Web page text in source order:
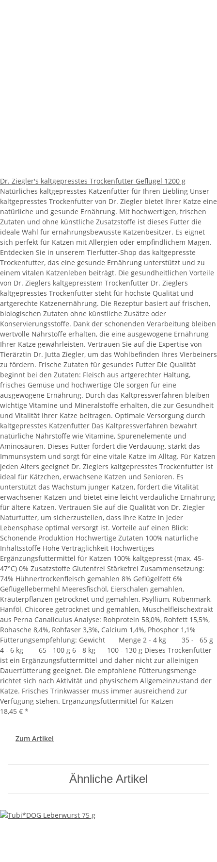
Dr. Ziegler's kaltgepresstes Trockenfutter Geflügel 1200 g
Natürliches kaltgepresstes Katzenfutter für Ihren Liebling Unser
kaltgepresstes Trockenfutter von Dr. Ziegler bietet Ihrer Katze eine
natürliche und gesunde Ernährung. Mit hochwertigen, frischen
Zutaten und ohne künstliche Zusatzstoffe ist dieses Futter die
ideale Wahl für ernährungsbewusste Katzenbesitzer. Es eignet
sich perfekt für Katzen mit Allergien oder empfindlichem Magen.
Entdecken Sie in unserem Tierfutter-Shop das kaltgepresste
Trockenfutter, das eine gesunde Ernährung unterstützt und zu
einem vitalen Katzenleben beiträgt. Die gesundheitlichen Vorteile
von Dr. Zieglers kaltgepresstem Trockenfutter Dr. Zieglers
kaltgepresstes Trockenfutter steht für höchste Qualität und
artgerechte Katzenernährung. Die Rezeptur basiert auf frischen,
biologischen Zutaten ohne künstliche Zusätze oder
Konservierungsstoffe. Dank der schonenden Verarbeitung bleiben
wertvolle Nährstoffe erhalten, die eine ausgewogene Ernährung
Ihrer Katze gewährleisten. Vertrauen Sie auf die Expertise von
Tierärztin Dr. Jutta Ziegler, um das Wohlbefinden Ihres Vierbeiners
zu fördern. Frische Zutaten für gesundes Futter Die Qualität
beginnt bei den Zutaten: Fleisch aus artgerechter Haltung,
frisches Gemüse und hochwertige Öle sorgen für eine
ausgewogene Ernährung. Durch das Kaltpressverfahren bleiben
wichtige Vitamine und Mineralstoffe erhalten, die zur Gesundheit
und Vitalität Ihrer Katze beitragen. Optimale Versorgung durch
kaltgepresstes Katzenfutter Das Kaltpressverfahren bewahrt
natürliche Nährstoffe wie Vitamine, Spurenelemente und
Aminosäuren. Dieses Futter fördert die Verdauung, stärkt das
Immunsystem und sorgt für eine vitale Katze im Alltag. Für Katzen
jeden Alters geeignet Dr. Zieglers kaltgepresstes Trockenfutter ist
ideal für Kätzchen, erwachsene Katzen und Senioren. Es
unterstützt das Wachstum junger Katzen, fördert die Vitalität
erwachsener Katzen und bietet eine leicht verdauliche Ernährung
für ältere Katzen. Vertrauen Sie auf die Qualität von Dr. Ziegler
Naturfutter, um sicherzustellen, dass Ihre Katze in jeder
Lebensphase optimal versorgt ist. Vorteile auf einen Blick:
Schonende Produktion Hochwertige Zutaten 100% natürliche
Inhaltsstoffe Hohe Verträglichkeit Hochwertiges
Ergänzungsfuttermittel für Katzen 100% kaltgepresst (max. 45-
47°C) 0% Zusatzstoffe Glutenfrei Stärkefrei Zusammensetzung:
74% Hühnertrockenfleisch gemahlen 8% Geflügelfett 6%
Geflügellebermehl Meeresfischöl, Eierschalen gemahlen,
Kräuterpflanzen getrocknet und gemahlen, Psyllium, Rübenmark,
Hanföl, Chicoree getrocknet und gemahlen, Muschelfleischextrakt
aus Perna Canaliculus Analyse: Rohprotein 58,0%, Rohfett 15,5%,
Rohasche 8,4%, Rohfaser 3,3%, Calcium 1,4%, Phosphor 1,1%
Fütterungsempfehlung: Gewicht Menge 2 - 4 kg 35 - 65 g
4 - 6 kg 65 - 100 g 6 - 8 kg 100 - 130 g Dieses Trockenfutter
ist ein Ergänzungsfuttermittel und daher nicht zur alleinigen
Dauerfütterung geeignet. Die empfohlene Fütterungsmenge
richtet sich nach Aktivität und physischem Allgemeinzustand der
Katze. Frisches Trinkwasser muss immer ausreichend zur
Verfügung stehen. Ergänzungsfuttermittel für Katzen
18,45 € *
Zum Artikel
Ähnliche Artikel